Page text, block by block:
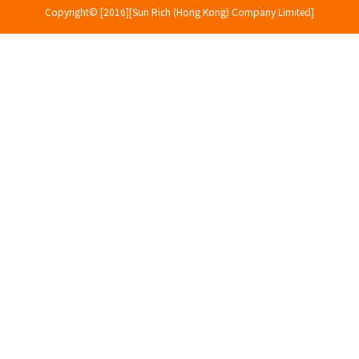
Copyright© [2016][Sun Rich (Hong Kong) Company Limited]